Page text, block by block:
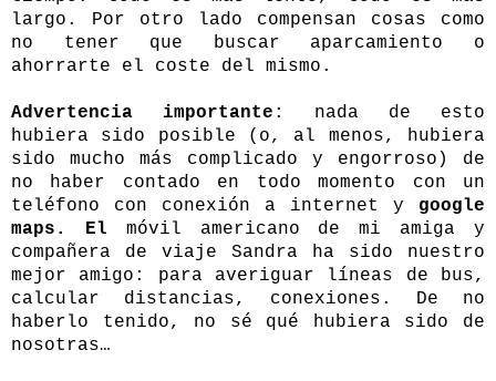
largo. Por otro lado compensan cosas como
no tener que buscar aparcamiento o
ahorrarte el coste del mismo.
Advertencia importante : nada de esto
hubiera sido posible (o, al menos, hubiera
sido mucho más complicado y engorroso) de
no haber contado en todo momento con un
teléfono con conexión a internet y google
maps. El móvil americano de mi amiga y
compañera de viaje Sandra ha sido nuestro
mejor amigo: para averiguar líneas de bus,
calcular distancias, conexiones. De no
haberlo tenido, no sé qué hubiera sido de
nosotras…